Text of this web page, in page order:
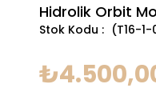
Hidrolik Orbit
(T16-